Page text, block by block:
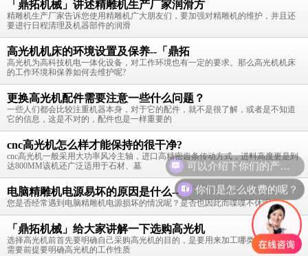
「鼎拓机械」讲述精雕机生产厂家润滑方
精雕机生产厂家告诉您使用精雕机广大朋友们，要加强对精雕机的维护，并且还
要进行日程清理及机器部件的润滑
高光机机床的环境设置及保养--「鼎拓
高光机为高科技机电一体化设备，对工作环境也有一定的要求。那么高光机机床
的工作环境和保养如何去维护呢?
更换高光机配件需要注意一些什么问题？
一些人们都会比较注重机器本身，对于它的配件，就不是很了解，或者是不知道
它的信息，这是不对的，配件也是一样重要的
cnc高光机怎么样才能保持的很干净?
cnc高光机一般采用大功率风冷主轴，进口高精密齿条传动方式，进料高度更是到
达800MM该机还广泛适用于石材、墓
电脑精雕机电源易坏的原因是什么--「
您是否经常遇到电脑精雕机电源损坏的情况呢？是否也因此而喋喋不休呢？
「鼎拓机械」给大家讲解一下选购高光机
选择高光机前首先要明确自己采购高光机的目的，是要用来加工哪类产品的，这
需要前提要明确高光机的工作性质
你们是怎么收费的呢？